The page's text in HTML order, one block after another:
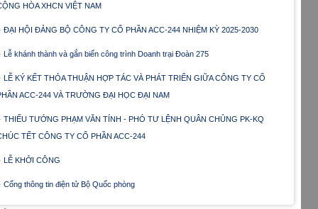
HÒA XHCN VIỆT NAM
ĐẠI HỘI ĐẢNG BỘ CÔNG TY CỔ PHẦN ACC-244 NHIỆM KỲ 2025-2030
Lễ khánh thành và gắn biển công trình Doanh trại Đoàn 275
LỄ KÝ KẾT THỎA THUẬN HỢP TÁC VÀ PHÁT TRIỂN GIỮA CÔNG TY CỔ
ACC-244 VÀ TRƯỜNG ĐẠI HỌC ĐẠI NAM
THIẾU TƯỚNG PHẠM VĂN TÍNH - PHÓ TƯ LỆNH QUÂN CHỦNG PK-KQ
TẾT CÔNG TY CỔ PHẦN ACC-244
LỄ KHỞI CÔNG
Cổng thông tin điện tử Bộ Quốc phòng